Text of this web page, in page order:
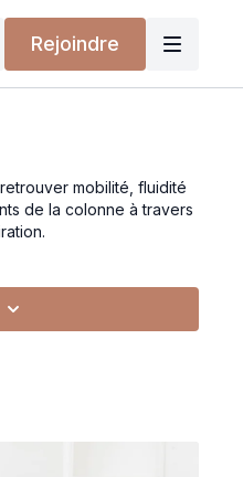
Rejoindre
mobilité, fluidité